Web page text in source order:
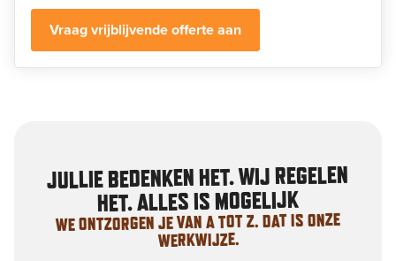
Vraag vrijblijvende offerte aan
JULLIE BEDENKEN HET. WIJ REGELEN
HET. ALLES IS MOGELIJK
WE ONTZORGEN JE VAN A TOT Z. DAT IS ONZE
WERKWIJZE.